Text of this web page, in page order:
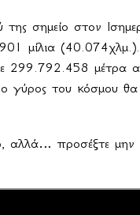
σημείο στον
μίλια
299.792.458 μέτρα
ο γύρος του κόσμου
αλλά… προσέξτε μην